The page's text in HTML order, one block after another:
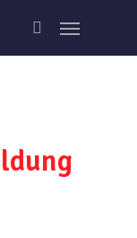
search
Menu